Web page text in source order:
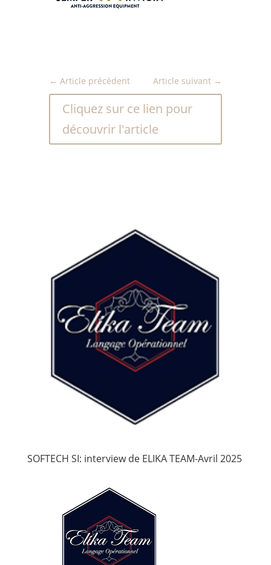
← Article précédent Article suivant →
Cliquez sur ce lien pour
découvrir l'article
SOFTECH SI: interview de ELIKA TEAM-Avril 2025